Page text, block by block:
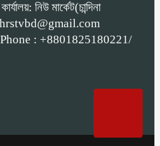
নিউ মার্কেট(চান্দিনা
: +8801825180221/